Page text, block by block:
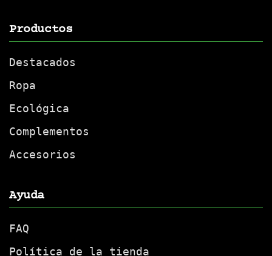
Productos
Destacados
Ropa
Ecológica
Complementos
Accesorios
Ayuda
FAQ
Política de la tienda